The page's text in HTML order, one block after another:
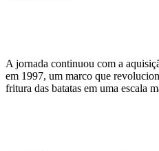
A jornada continuou com a
em 1997, um marco que
fritura das batatas em uma escala